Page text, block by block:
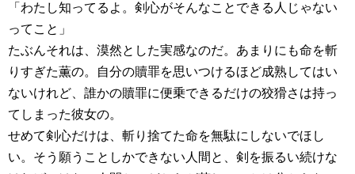
「わたし知ってるよ。剣心がそんなことできる人じゃない
ってこと」
たぶんそれは、漠然とした実感なのだ。あまりにも命を斬
りすぎた薫の。自分の贖罪を思いつけるほど成熟してはい
ないけれど、誰かの贖罪に便乗できるだけの狡猾さは持っ
てしまった彼女の。
せめて剣心だけは、斬り捨てた命を無駄にしないでほし
い。そう願うことしかできない人間と、剣を振るい続けな